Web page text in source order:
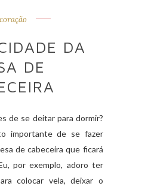
DA
DE
de se deitar para dormir?
importante de se fazer
de cabeceira que ficará
por exemplo, adoro ter
colocar vela, deixar o